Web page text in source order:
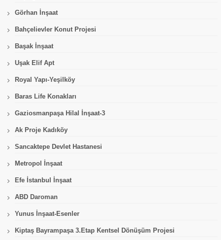
Görhan İnşaat
Bahçelievler Konut Projesi
Başak İnşaat
Uşak Elif Apt
Royal Yapı-Yeşilköy
Baras Life Konakları
Gaziosmanpaşa Hilal İnşaat-3
Ak Proje Kadıköy
Sancaktepe Devlet Hastanesi
Metropol İnşaat
Efe İstanbul İnşaat
ABD Daroman
Yunus İnşaat-Esenler
Kiptaş Bayrampaşa 3.Etap Kentsel Dönüşüm Projesi